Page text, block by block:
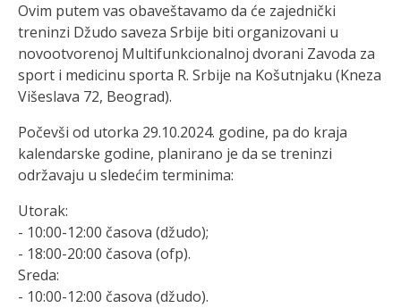
Ovim putem vas obaveštavamo da će zajednički
treninzi Džudo saveza Srbije biti organizovani u
novootvorenoj Multifunkcionalnoj dvorani Zavoda za
sport i medicinu sporta R. Srbije na Košutnjaku (Kneza
Višeslava 72, Beograd).
Počevši od utorka 29.10.2024. godine, pa do kraja
kalendarske godine, planirano je da se treninzi
održavaju u sledećim terminima:
Utorak:
- 10:00-12:00 časova (džudo);
- 18:00-20:00 časova (ofp).
Sreda:
- 10:00-12:00 časova (džudo).